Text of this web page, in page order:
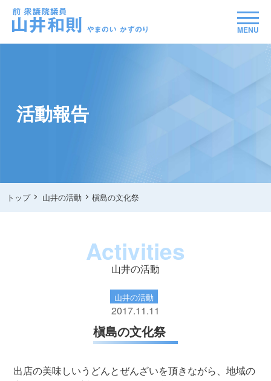
MENU
活動報告
トップ 山井の活動 槇島の文化祭
Activities
山井の活動
山井の活動
2017.11.11
槇島の文化祭
出店の美味しいうどんとぜんざいを頂きながら、地域の